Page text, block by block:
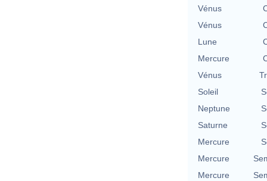
Vénus
Vénus
Lune
Mercure
Vénus
Soleil
Neptune
Saturne
Mercure
Mercure
Mercure